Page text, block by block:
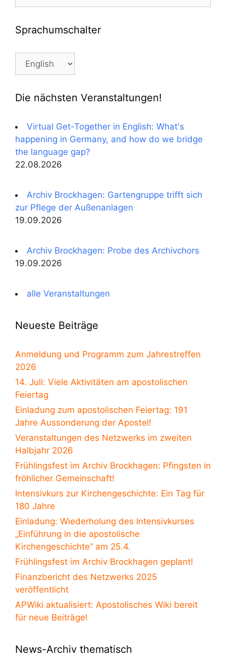
Sprachumschalter
Sprachumschalter
Die nächsten Veranstaltungen!
Virtual Get-Together in English: What's
happening in Germany, and how do we bridge
the language gap?
22.08.2026
Archiv Brockhagen: Gartengruppe trifft sich
zur Pflege der Außenanlagen
19.09.2026
Archiv Brockhagen: Probe des Archivchors
19.09.2026
alle Veranstaltungen
Neueste Beiträge
Anmeldung und Programm zum Jahrestreffen
2026
14. Juli: Viele Aktivitäten am apostolischen
Feiertag
Einladung zum apostolischen Feiertag: 191
Jahre Aussonderung der Apostel!
Veranstaltungen des Netzwerks im zweiten
Halbjahr 2026
Frühlingsfest im Archiv Brockhagen: Pfingsten in
fröhlicher Gemeinschaft!
Intensivkurs zur Kirchengeschichte: Ein Tag für
180 Jahre
Einladung: Wiederholung des Intensivkurses
„Einführung in die apostolische
Kirchengeschichte“ am 25.4.
Frühlingsfest im Archiv Brockhagen geplant!
Finanzbericht des Netzwerks 2025
veröffentlicht
APWiki aktualisiert: Apostolisches Wiki bereit
für neue Beiträge!
News-Archiv thematisch